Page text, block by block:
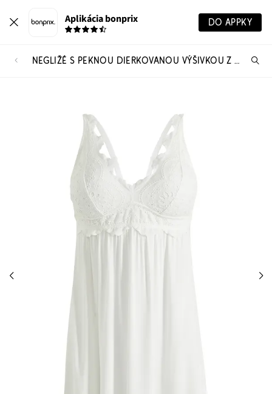
Aplikácia bonprix DO APPKY
NEGLIŽÉ S PEKNOU DIERKOVANOU VÝŠIVKOU Z VISKÓZY